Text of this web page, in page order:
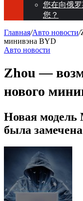
您在向俄
您？
Главная/Авто новости/
минивэна BYD
Авто новости
Zhou —
нового
Новая
была